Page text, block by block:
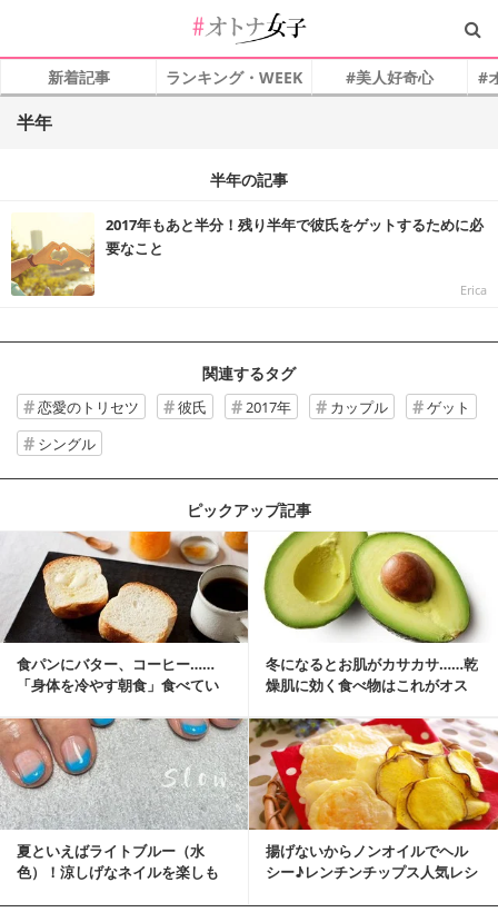
新着記事 ランキング・WEEK #美人好奇心 #
半年
半年の記事
2017年もあと半分！残り半年で彼氏をゲットするために必
要なこと
Erica
関連するタグ
恋愛のトリセツ 彼氏 2017年 カップル
ゲット
シングル
ピックアップ記事
食パンにバター、コーヒー……
「身体を冷やす朝食」食べてい
冬になるとお肌がカサカサ……乾
燥肌に効く食べ物はこれがオス
夏といえばライトブルー（水
色）！涼しげなネイルを楽しも
揚げないからノンオイルでヘル
シー♪レンチンチップス人気レシ